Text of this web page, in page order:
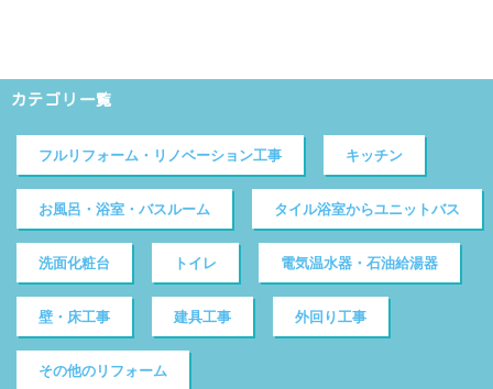
カテゴリ一覧
フルリフォーム・リノベーション工事 キッチン
お風呂・浴室・バスルーム タイル浴室からユニットバス
洗面化粧台 トイレ 電気温水器・石油給湯器
壁・床工事 建具工事 外回り工事
その他のリフォーム